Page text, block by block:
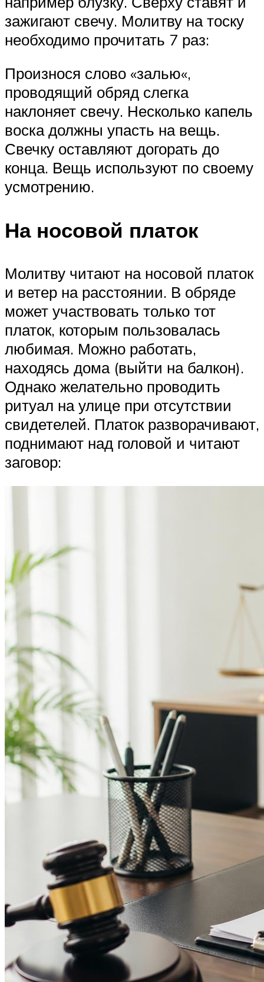
зажигают свечу. Молитву на тоску
необходимо прочитать 7 раз:
Произнося слово «залью«,
проводящий обряд слегка
наклоняет свечу. Несколько капель
воска должны упасть на вещь.
Свечку оставляют догорать до
конца. Вещь используют по своему
усмотрению.
На носовой платок
Молитву читают на носовой платок
и ветер на расстоянии. В обряде
может участвовать только тот
платок, которым пользовалась
любимая. Можно работать,
находясь дома (выйти на балкон).
Однако желательно проводить
ритуал на улице при отсутствии
свидетелей. Платок разворачивают,
поднимают над головой и читают
заговор: